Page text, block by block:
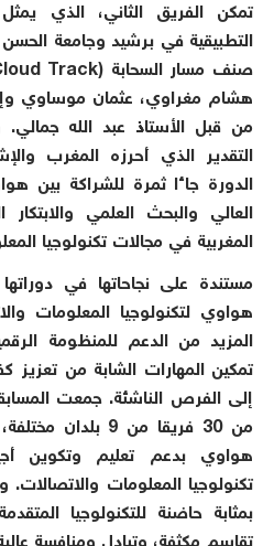
تمكن الفريق الثاني، الذي
التطبيقية في برشيد وجامعة
صنف مسار السحابة (Track
هشام مغراوي، عثمان موساوي
من قبل الأستاذ عبد الله
التقدير الذي أحرزه المغرب
الدورة جاءا ثمرة للشراكة بين
العالي والبحث العلمي والابتكار
المغربية في مجالات تكنولوجيا
مستندة على نجاحاتها في
هواوي لتكنولوجيا المعلومات
المزيد من الدعم للمنظومة
تمكين المهارات الشابة من تعزيز
إلى الفرص الناشئة. جمعت
من30 فريقا من 9 بلدان
هواوي بدعم تعليم وتكوين
تكنولوجيا المعلومات
بمثابة حاضنة للتكنولوجيا